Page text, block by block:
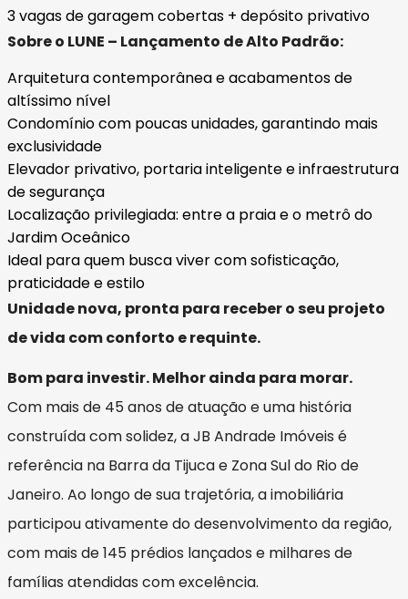
3 vagas de garagem cobertas + depósito privativo
Sobre o LUNE – Lançamento de Alto Padrão:
Arquitetura contemporânea e acabamentos de
altíssimo nível
Condomínio com poucas unidades, garantindo mais
exclusividade
Elevador privativo, portaria inteligente e infraestrutura
de segurança
Localização privilegiada: entre a praia e o metrô do
Jardim Oceânico
Ideal para quem busca viver com sofisticação,
praticidade e estilo
Unidade nova, pronta para receber o seu projeto
de vida com conforto e requinte.
Bom para investir. Melhor ainda para morar.
Com mais de 45 anos de atuação e uma história
construída com solidez, a JB Andrade Imóveis é
referência na Barra da Tijuca e Zona Sul do Rio de
Janeiro. Ao longo de sua trajetória, a imobiliária
participou ativamente do desenvolvimento da região,
com mais de 145 prédios lançados e milhares de
famílias atendidas com excelência.